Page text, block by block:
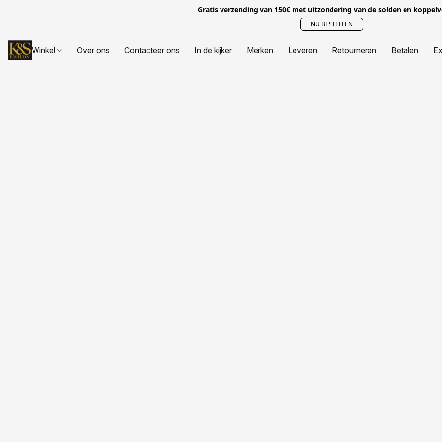
Gratis verzending van 150€ met uitzondering van de solden en
NU BESTELLEN
Winkel Over ons Contacteer ons In de kijker Merken Leveren Retourneren Betalen